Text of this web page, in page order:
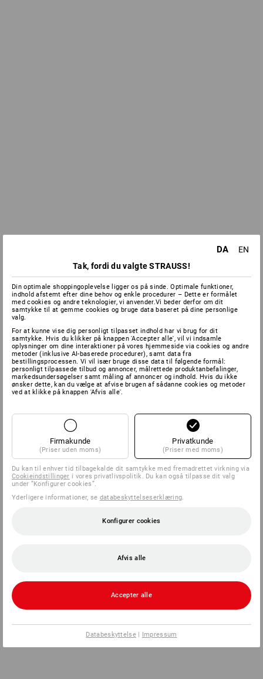
DA
EN
Tak, fordi du valgte STRAUSS!
Din optimale shoppingoplevelse ligger os på sinde. Optimale funktioner,
indhold afstemt efter dine behov og enkle procedurer – Dette er formålet
med cookies og andre teknologier, vi anvender.Vi beder derfor om dit
samtykke til at gemme cookies og bruge data baseret på dine personlige
valg.
For at kunne vise dig personligt tilpasset indhold har vi brug for dit
samtykke. Hvis du klikker på knappen 'Accepter alle', vil vi indsamle
oplysninger om dine interaktioner på vores hjemmeside via cookies og andre
metoder (inklusive AI-baserede procedurer), samt data fra
bestillingsprocessen. Vi vil især bruge disse data til følgende formål:
personligt tilpassede tilbud og annoncer, målrettede produktanbefalinger,
markedsundersøgelser samt måling af annoncer og indhold. Hvis du ikke
ønsker dette, kan du vælge at afvise brugen af sådanne cookies og metoder
ved at klikke på knappen 'Afvis alle'.
Firmakunde
(Priser uden moms)
Privatkunde
(Priser med moms)
Du kan til enhver tid tilbagekalde dit samtykke med fremadrettet virkning via
Cookieindstillinger i vores privatlivspolitik. Du kan også tilpasse dit valg
under ”Konfigurer cookies”.
Yderligere informationer, se databeskyttelseserklæring.
Konfigurer cookies
Afvis alle
Accepter alle
Databeskyttelse| Impressum